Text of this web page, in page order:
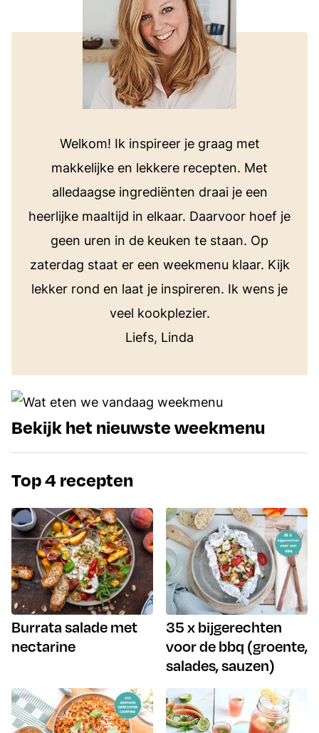
Welkom! Ik inspireer je graag met
makkelijke en lekkere recepten. Met
alledaagse ingrediënten draai je een
heerlijke maaltijd in elkaar. Daarvoor hoef je
geen uren in de keuken te staan. Op
zaterdag staat er een weekmenu klaar. Kijk
lekker rond en laat je inspireren. Ik wens je
veel kookplezier.
Liefs, Linda
Bekijk het nieuwste weekmenu
Top 4 recepten
Burrata salade met
nectarine
35 x bijgerechten
voor de bbq (groente,
salades, sauzen)